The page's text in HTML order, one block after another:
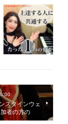
スタインウェ
者の方の